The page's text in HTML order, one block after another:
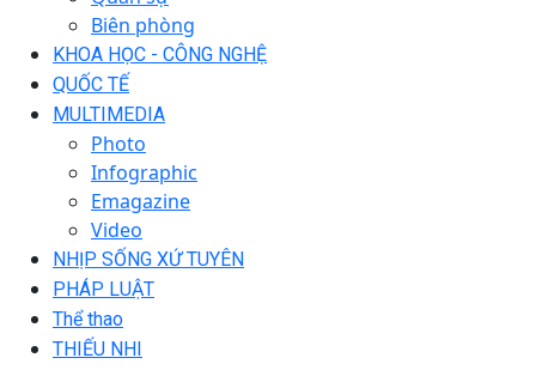
Biên phòng
KHOA HỌC - CÔNG NGHỆ
QUỐC TẾ
MULTIMEDIA
Photo
Infographic
Emagazine
Video
NHỊP SỐNG XỨ TUYÊN
PHÁP LUẬT
Thể thao
THIẾU NHI